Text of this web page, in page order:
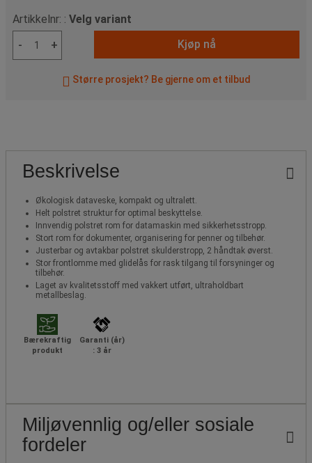
Artikkelnr: : Velg variant
-
+ Kjøp nå
Større prosjekt? Be gjerne om et tilbud
Beskrivelse
Økologisk dataveske, kompakt og ultralett.
Helt polstret struktur for optimal beskyttelse.
Innvendig polstret rom for datamaskin med sikkerhetsstropp.
Stort rom for dokumenter, organisering for penner og tilbehør.
Justerbar og avtakbar polstret skulderstropp, 2 håndtak øverst.
Stor frontlomme med glidelås for rask tilgang til forsyninger og
tilbehør.
Laget av kvalitetsstoff med vakkert utført, ultraholdbart
metallbeslag.
Bærekraftig
produkt
Garanti (år)
: 3 år
Miljøvennlig og/eller sosiale
fordeler